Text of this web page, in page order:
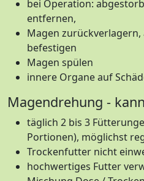
bei Operation:
entfernen,
Magen
befestigen
Magen spülen
innere Organe auf
Magendrehung -
täglich 2 bis 3
Portionen), möglichst
Trockenfutter nicht
hochwertiges Futter